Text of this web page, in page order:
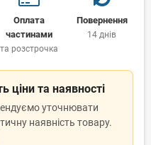
Оплата
частинами
та розстрочка
Повернення
14 днів
ціни та наявності
уточнювати
наявність товару.